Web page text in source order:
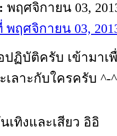
พฤศจิกายน 03,
พฤศจิกายน 03,
ฏิบัติครับ เข้ามาเ
เลาะกับใครครับ ^-^
ทิงและเสียว อิอิ